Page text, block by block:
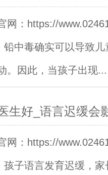
网：https://
中毒确实可以导致儿
。因此，当孩子出现...
生好_语言迟缓会
网：https://
子语言发育迟缓，